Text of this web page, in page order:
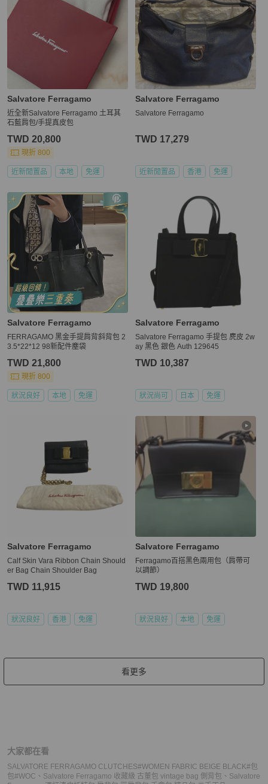
Salvatore Ferragamo
近全新Salvatore Ferragamo 土耳其
石藍肩包/手提真皮包
TWD 20,800
現折 800
近新閒置品 本地 免運
Salvatore Ferragamo
Salvatore Ferragamo
TWD 17,279
近新閒置品 香港 免運
Salvatore Ferragamo
FERRAGAMO 黑金手提肩背斜背包 2
3.5*22*12 98新配件塵袋
TWD 21,800
現折 800
狀況良好 本地 免運
Salvatore Ferragamo
Salvatore Ferragamo 手提包 麂皮 2w
ay 黑色 銀色 Auth 129645
TWD 10,387
狀況尚可 日本 免運
Salvatore Ferragamo
Calf Skin Vara Ribbon Chain Should
er Bag Chain Shoulder Bag
TWD 11,915
狀況良好 香港 免運
Salvatore Ferragamo
Ferragamo百搭黑色兩用包（肩帶可
以調節）
TWD 19,800
狀況良好 本地 免運
看更多
大家都在看
SALVATORE FERRAGAMO CLUTCHES#WOMEN FABRIC BEIGE BLACK#包
包#WOC 、 Salvatore Ferragamo 收藏級 古董包 vintage bag 側背包 、 Salvatore